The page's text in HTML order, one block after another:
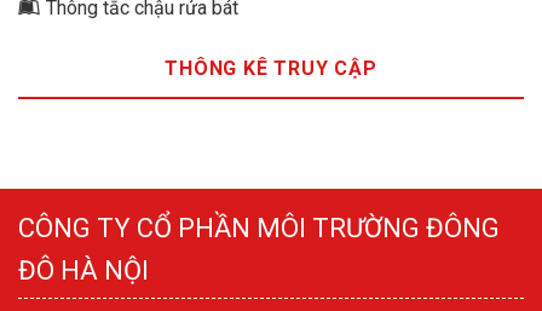
Thông tắc chậu rửa bát
THÔNG KÊ TRUY CẬP
CÔNG TY CỔ PHẦN MÔI TRƯỜNG ĐÔNG
ĐÔ HÀ NỘI